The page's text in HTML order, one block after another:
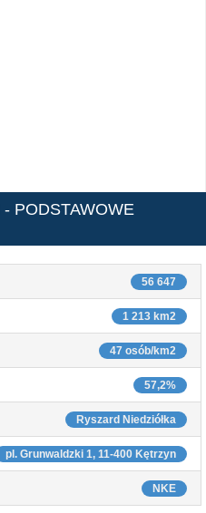
- PODSTAWOWE
56 647
1 213 km2
47 osób/km2
57,2%
Ryszard Niedziółka
pl. Grunwaldzki 1, 11-400 Kętrzyn
NKE